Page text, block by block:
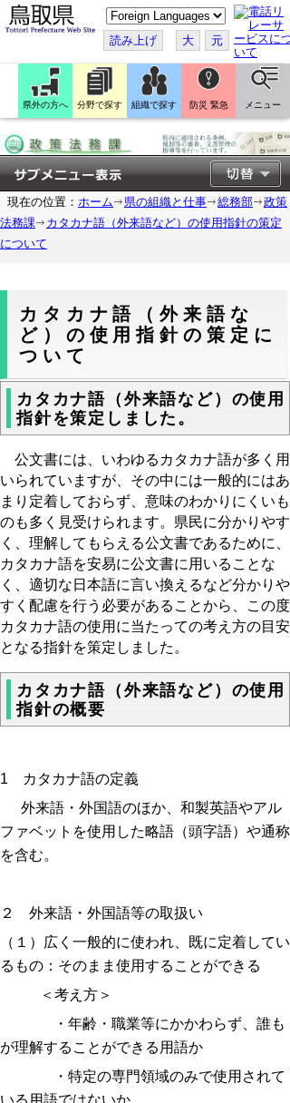
こ
の
ペ
ー
ジ
翻
訳
す
読み上げ 大 元
県外の方へ 分野で探す 組織で探す 防災 緊急 メニュー
現在の位置： ホーム 県の組織と仕事 総務部
政策
法務課
カタカナ語（外来語など）の使用指針の策定
について
カタカナ語（外来語な
ど）の使用指針の策定に
ついて
カタカナ語（外来語など）の使用
指針を策定しました。
公文書には、いわゆるカタカナ語が多く用
いられていますが、その中には一般的にはあ
まり定着しておらず、意味のわかりにくいも
のも多く見受けられます。県民に分かりやす
く、理解してもらえる公文書であるために、
カタカナ語を安易に公文書に用いることな
く、適切な日本語に言い換えるなど分かりや
すく配慮を行う必要があることから、この度
カタカナ語の使用に当たっての考え方の目安
となる指針を策定しました。
カタカナ語（外来語など）の使用
指針の概要
1 カタカナ語の定義
外来語・外国語のほか、和製英語やアル
ファベットを使用した略語（頭字語）や通称
を含む。
２ 外来語・外国語等の取扱い
（１）広く一般的に使われ、既に定着してい
るもの：そのまま使用することができる
＜考え方＞
・年齢・職業等にかかわらず、誰も
が理解することができる用語か
・特定の専門領域のみで使用されて